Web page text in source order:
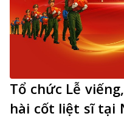
Tổ chức Lễ
hài cốt liệt sĩ tại